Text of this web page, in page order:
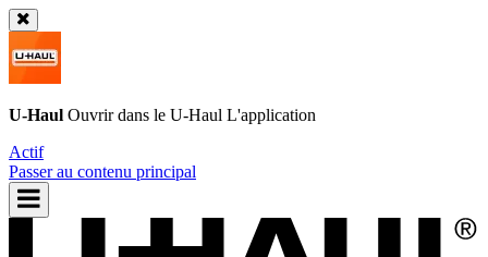
U-Haul Ouvrir dans le U-Haul L'application
Actif
Passer au contenu principal